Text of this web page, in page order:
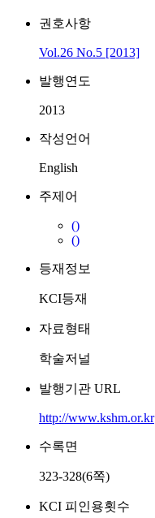
권호사항
Vol.26 No.5 [2013]
발행연도
2013
작성언어
English
주제어
()
()
등재정보
KCI등재
자료형태
학술저널
발행기관 URL
http://www.kshm.or.kr
수록면
323-328(6쪽)
KCI 피인용횟수